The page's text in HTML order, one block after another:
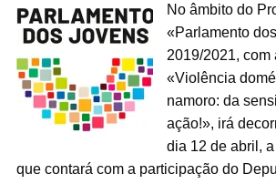
No âmbito do
«Parlamento
2019/2021, com
«Violência
namoro: da
ação!», irá
dia 12 de abril,
que contará com a participação do